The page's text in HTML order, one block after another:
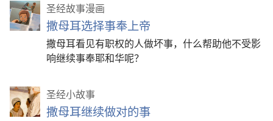
圣经故事漫画
撒母耳选择事奉上帝
撒母耳看见有职权的人做坏事，什么帮助他不受影
响继续事奉耶和华呢？
圣经小故事
撒母耳继续做对的事